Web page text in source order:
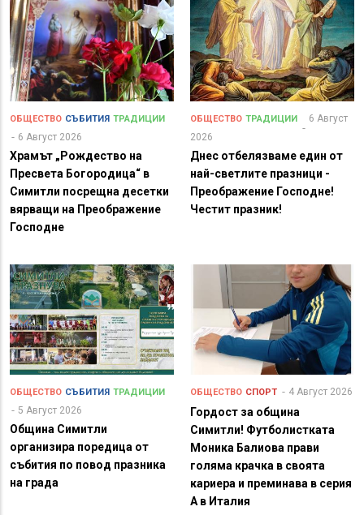
ОБЩЕСТВО СЪБИТИЯ ТРАДИЦИИ
6 Август 2026
Храмът „Рождество на
Пресвета Богородица“ в
Симитли посрещна десетки
вярващи на Преображение
Господне
ОБЩЕСТВО ТРАДИЦИИ
6 Август
2026
Днес отбелязваме един от
най-светлите празници -
Преображение Господне!
Честит празник!
ОБЩЕСТВО СЪБИТИЯ ТРАДИЦИИ
5 Август 2026
Община Симитли
организира поредица от
събития по повод празника
на града
ОБЩЕСТВО СПОРТ 4 Август 2026
Гордост за община
Симитли! Футболистката
Моника Балиова прави
голяма крачка в своята
кариера и преминава в серия
А в Италия